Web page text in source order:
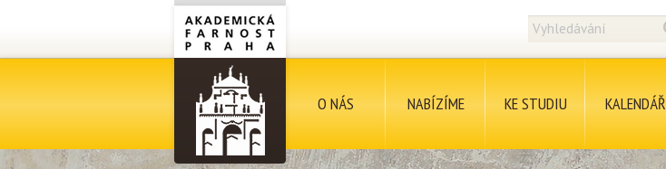
O NÁS NABÍZÍME KE STUDIU KALENDÁŘ